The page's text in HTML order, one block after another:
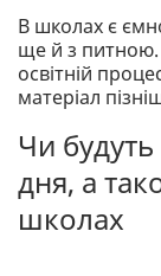
В школах є
ще й з питною.
освітній
матеріал
Чи
дня, а
школах